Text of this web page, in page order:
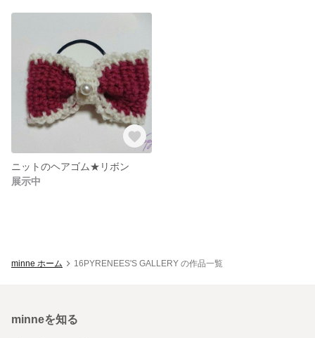
ニットのヘアゴム★リボン
展示中
minne ホーム 16PYRENEES'S GALLERY の作品一覧
minneを知る